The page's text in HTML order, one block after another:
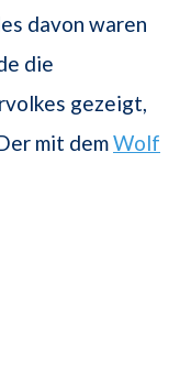
davon waren
die
gezeigt,
mit demWolf